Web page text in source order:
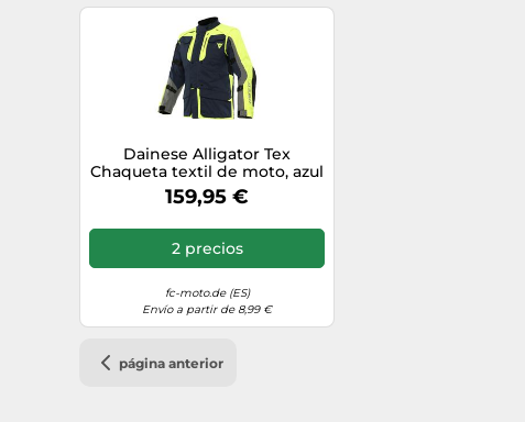
Dainese Alligator Tex
Chaqueta textil de moto, azul
oscuro/amarillo, Talla 48
159,95 €
2 precios
fc-moto.de (ES)
Envío a partir de 8,99 €
página anterior